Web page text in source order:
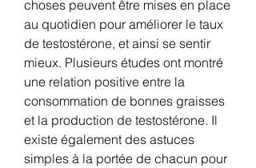
choses peuvent être mises en place
au quotidien pour améliorer le taux
de testostérone, et ainsi se sentir
mieux. Plusieurs études ont montré
une relation positive entre la
consommation de bonnes graisses
et la production de testostérone. Il
existe également des astuces
simples à la portée de chacun pour